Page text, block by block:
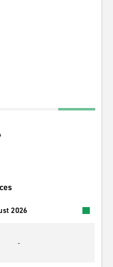
2026
-